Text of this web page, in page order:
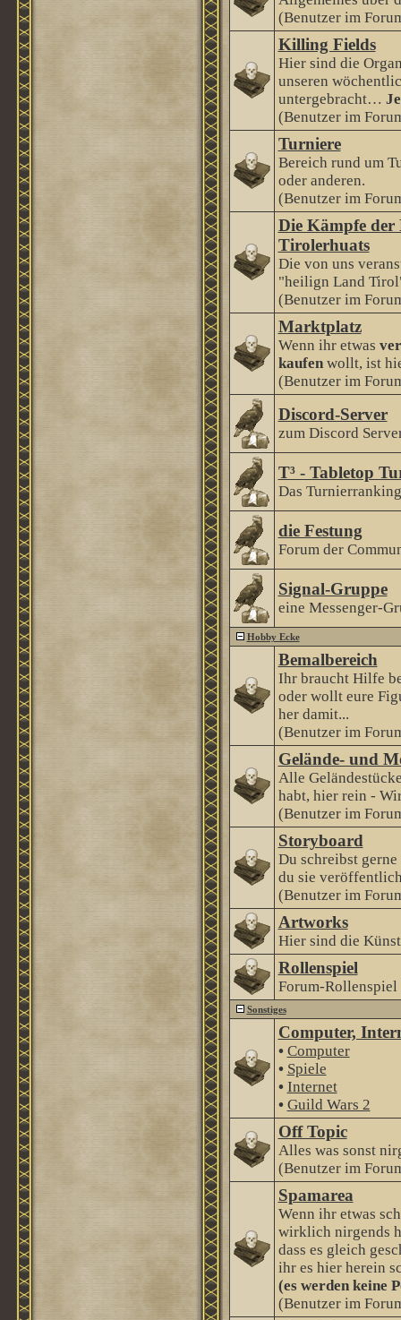
(Benutzer im
Killing Fields
Hier sind die
unseren
untergebracht…
(Benutzer im
Turniere
Bereich rund um
oder anderen.
(Benutzer im
Die Kämpfe der
Tirolerhuats
Die von uns
"heilign Land
(Benutzer im
Marktplatz
Wenn ihr etwas
kaufenwollt, ist
(Benutzer im
Discord-Server
zum Discord
T³ - Tabletop
Das
die Festung
Forum der
Signal-Gruppe
eine Messenger-
Hobby Ecke
Bemalbereich
Ihr braucht Hilfe
oder wollt eure
her damit...
(Benutzer im
Gelände- und
Alle
habt, hier rein -
(Benutzer im
Storyboard
Du schreibst
du sie
(Benutzer im
Artworks
Hier sind die
Rollenspiel
Forum-Rollenspiel
Sonstiges
Computer,
• Computer
• Spiele
• Internet
• Guild Wars 2
Off Topic
Alles was sonst
(Benutzer im
Spamarea
Wenn ihr etwas
wirklich nirgends
dass es gleich
ihr es hier herein
(es werden keine
(Benutzer im